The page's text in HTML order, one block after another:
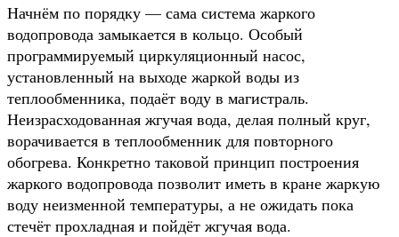
Начнём по порядку — сама система жаркого
водопровода замыкается в кольцо. Особый
программируемый циркуляционный насос,
установленный на выходе жаркой воды из
теплообменника, подаёт воду в магистраль.
Неизрасходованная жгучая вода, делая полный круг,
ворачивается в теплообменник для повторного
обогрева. Конкретно таковой принцип построения
жаркого водопровода позволит иметь в кране жаркую
воду неизменной температуры, а не ожидать пока
стечёт прохладная и пойдёт жгучая вода.